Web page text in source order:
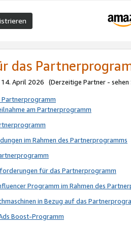
das
14. April 2026 (Derzeitige Partner - sehen
am Partnerprogramm
im Rahmen des Partnerprogramms
für das Partnerprogramm
Programm im Rahmen des
in Bezug auf das
Boost-Programm